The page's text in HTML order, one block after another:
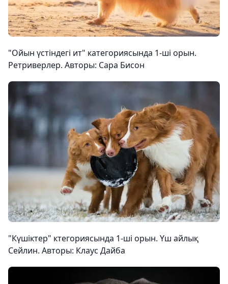
"Ойын үстіндегі ит" категориясында 1-ші орын.
Ретриверлер. Авторы: Сара Бисон
"Күшіктер" ктегориясында 1-ші орын. Үш айлық
Сейлин. Авторы: Клаус Дайба